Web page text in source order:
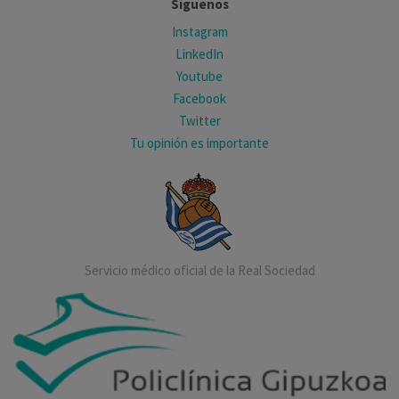
Síguenos
Instagram
LinkedIn
Youtube
Facebook
Twitter
Tu opinión es importante
Servicio médico oficial de la Real Sociedad